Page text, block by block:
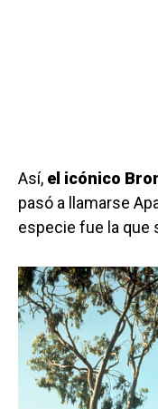
Así, el icónico
pasó a llamarse
especie fue la que